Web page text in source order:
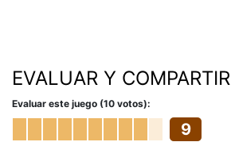
EVALUAR Y COMPARTIR
Evaluar este juego (10 votos):
9